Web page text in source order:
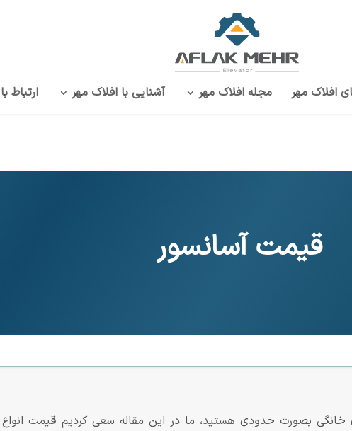
افلاک مهر مجله افلاک مهر آشنایی با افلاک مهر ارتباط
قیمت آسانسور
خانگی بصورت حدودی هستید، ما در این مقاله سعی کردیم قیمت